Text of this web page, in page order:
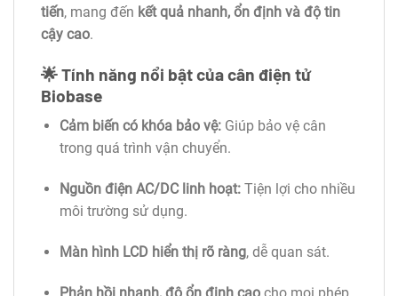
tiến, mang đến kết quả nhanh, ổn định và độ tin
cậy cao.
🌟Tính năng nổi bật của cân điện tử
Biobase
Cảm biến có khóa bảo vệ:Giúp bảo vệ cân
trong quá trình vận chuyển.
Nguồn điện AC/DC linh hoạt:Tiện lợi cho nhiều
môi trường sử dụng.
Màn hình LCD hiển thị rõ ràng, dễ quan sát.